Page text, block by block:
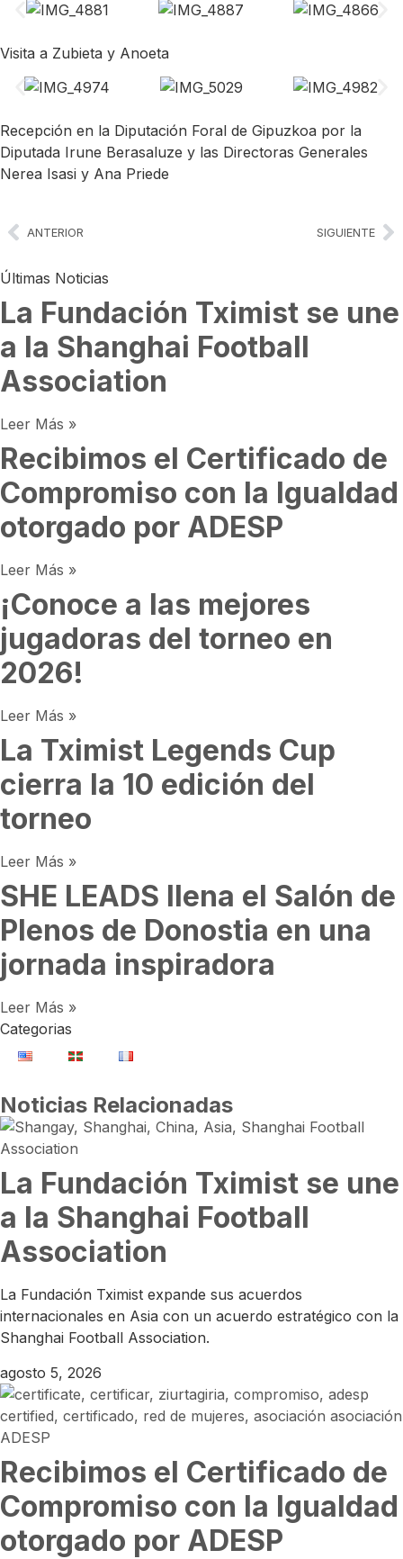
Visita a Zubieta y Anoeta
Recepción en la Diputación Foral de Gipuzkoa por la
Diputada Irune Berasaluze y las Directoras Generales
Nerea Isasi y Ana Priede
ANTERIOR SIGUIENTE
Últimas Noticias
La Fundación Tximist se une
a la Shanghai Football
Association
Leer Más »
Recibimos el Certificado de
Compromiso con la Igualdad
otorgado por ADESP
Leer Más »
¡Conoce a las mejores
jugadoras del torneo en
2026!
Leer Más »
La Tximist Legends Cup
cierra la 10 edición del
torneo
Leer Más »
SHE LEADS llena el Salón de
Plenos de Donostia en una
jornada inspiradora
Leer Más »
Categorias
Noticias Relacionadas
La Fundación Tximist se une
a la Shanghai Football
Association
La Fundación Tximist expande sus acuerdos
internacionales en Asia con un acuerdo estratégico con la
Shanghai Football Association.
agosto 5, 2026
Recibimos el Certificado de
Compromiso con la Igualdad
otorgado por ADESP